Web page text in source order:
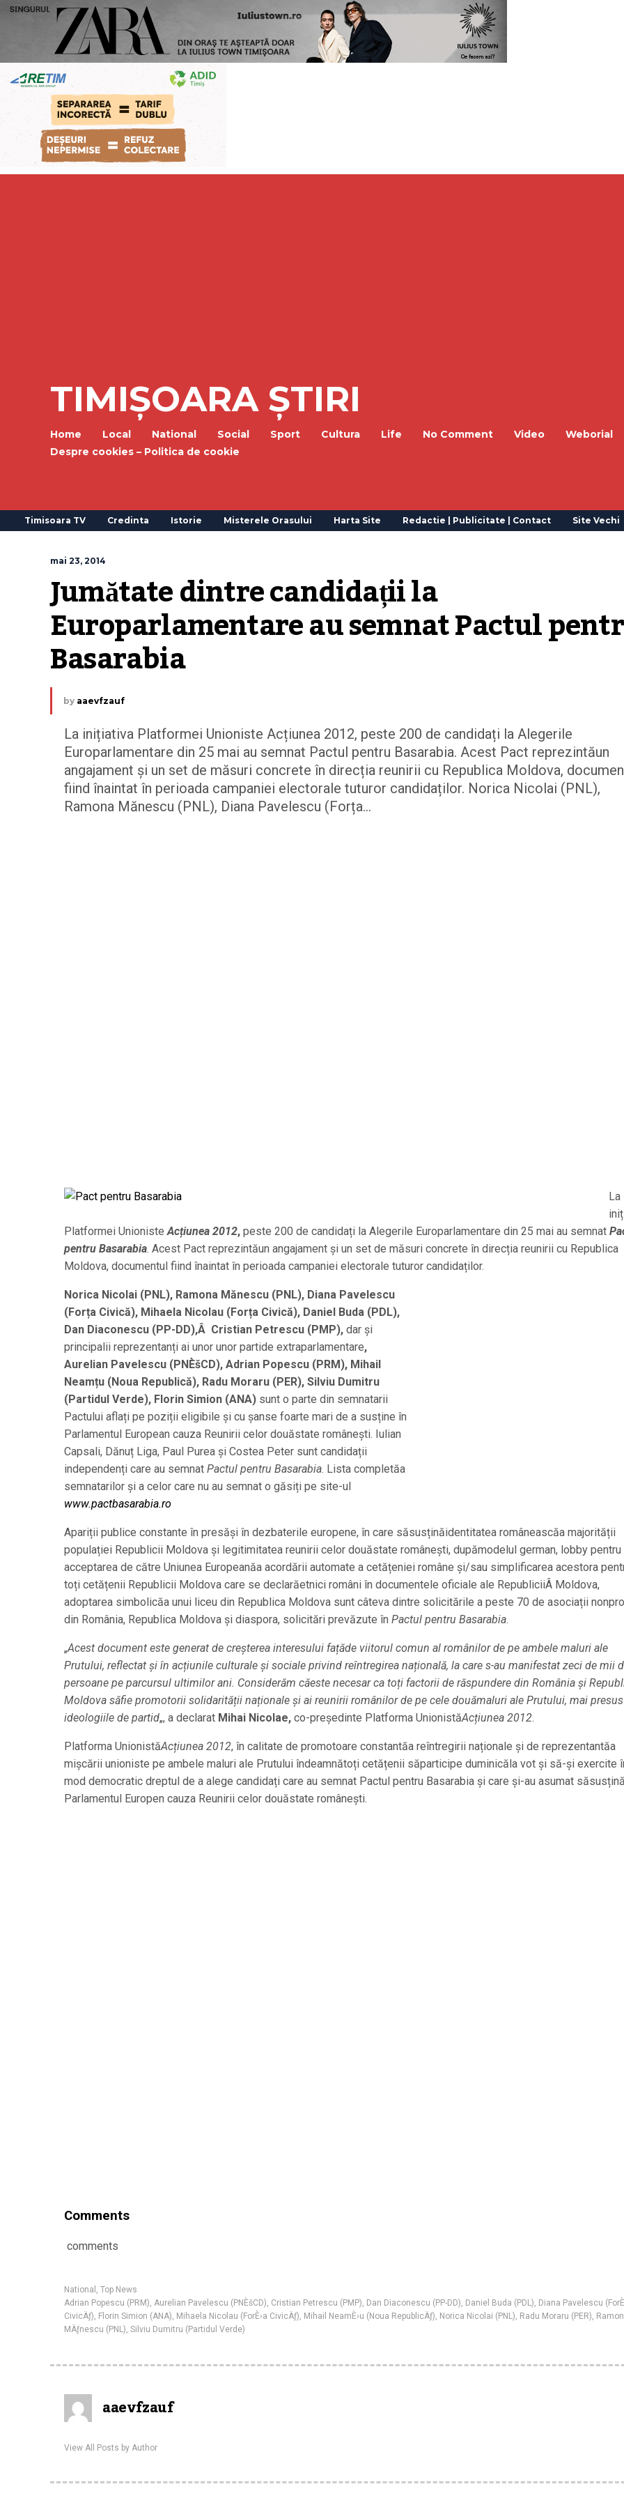
TIMIȘOARA ȘTIRI
Home Local National Social Sport Cultura Life No Comment Video Weborial
Despre cookies – Politica de cookie
Timisoara TV Credinta Istorie Misterele Orasului Harta Site Redactie | Publicitate | Contact Site Vechi
mai 23, 2014
Jumătate dintre candidații la
Europarlamentare au semnat Pactul
Basarabia
by aaevfzauf
La inițiativa Platformei Unioniste Acțiunea 2012, peste 200 de candidați la Alegerile
Europarlamentare din 25 mai au semnat Pactul pentru Basarabia. Acest Pact reprezintăun
angajament și un set de măsuri concrete în direcția reunirii cu Republica Moldova,
fiind înaintat în perioada campaniei electorale tuturor candidaților. Norica Nicolai (PNL),
Ramona Mănescu (PNL), Diana Pavelescu (Forța...
La
Platformei UnionisteAcțiunea 2012, peste 200 de candidați la Alegerile Europarlamentare din 25 mai au semnat
pentru Basarabia. Acest Pact reprezintăun angajament și un set de măsuri concrete în direcția reunirii cu Republica
Moldova, documentul fiind înaintat în perioada campaniei electorale tuturor candidaților.
Norica Nicolai (PNL), Ramona Mănescu (PNL), Diana Pavelescu
(Forța Civică), Mihaela Nicolau (Forța Civică), Daniel Buda (PDL),
Dan Diaconescu (PP-DD),Â Cristian Petrescu (PMP), dar și
principalii reprezentanți ai unor unor partide extraparlamentare,
Aurelian Pavelescu (PNÈšCD), Adrian Popescu (PRM), Mihail
Neamțu (Noua Republică), Radu Moraru (PER), Silviu Dumitru
(Partidul Verde), Florin Simion (ANA) sunt o parte din semnatarii
Pactului aflați pe poziții eligibile și cu șanse foarte mari de a susține în
Parlamentul European cauza Reunirii celor douăstate românești. Iulian
Capsali, Dănuț Liga, Paul Purea și Costea Peter sunt candidații
independenți care au semnat Pactul pentru Basarabia. Lista completăa
semnatarilor și a celor care nu au semnat o găsiți pe site-ul
www.pactbasarabia.ro
Apariții publice constante în presăși în dezbaterile europene, în care săsusținăidentitatea româneascăa majorității
populației Republicii Moldova și legitimitatea reunirii celor douăstate românești, dupămodelul german, lobby pentru
acceptarea de către Uniunea Europeanăa acordării automate a cetățeniei române și/sau simplificarea acestora
toți cetățenii Republicii Moldova care se declarăetnici români în documentele oficiale ale RepubliciiÂ Moldova,
adoptarea simbolicăa unui liceu din Republica Moldova sunt câteva dintre solicitările a peste 70 de asociații
din România, Republica Moldova și diaspora, solicitări prevăzute în Pactul pentru Basarabia.
„Acest document este generat de creșterea interesului fațăde viitorul comun al românilor de pe ambele maluri ale
Prutului, reflectat și în acțiunile culturale și sociale privind reîntregirea națională, la care s-au manifestat zeci de mii
persoane pe parcursul ultimilor ani. Considerăm căeste necesar ca toți factorii de răspundere din România și
Moldova săfie promotorii solidarității naționale și ai reunirii românilor de pe cele douămaluri ale Prutului, mai
ideologiile de partid„, a declarat Mihai Nicolae, co-președinte Platforma UnionistăAcțiunea 2012.
Platforma UnionistăAcțiunea 2012, în calitate de promotoare constantăa reîntregirii naționale și de reprezentantăa
mișcării unioniste pe ambele maluri ale Prutului îndeamnătoți cetățenii săparticipe duminicăla vot și să-și exercite
mod democratic dreptul de a alege candidați care au semnat Pactul pentru Basarabia și care și-au asumat
Parlamentul Europen cauza Reunirii celor douăstate românești.
Comments
comments
National , Top News
Adrian Popescu (PRM), Aurelian Pavelescu (PNÈšCD), Cristian Petrescu (PMP), Dan Diaconescu (PP-DD), Daniel Buda (PDL), Diana Pavelescu
CivicÄƒ), Florin Simion (ANA), Mihaela Nicolau (ForÈ›a CivicÄƒ), Mihail NeamÈ›u (Noua RepublicÄƒ), Norica Nicolai (PNL), Radu Moraru (PER),
MÄƒnescu (PNL), Silviu Dumitru (Partidul Verde)
aaevfzauf
View All Posts by Author